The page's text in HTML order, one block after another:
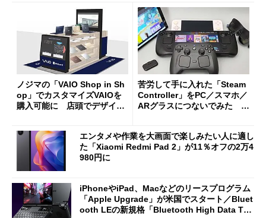
ノジマの「VAIO Shop in Sh
op」でカスタマイズVAIOを
購入可能に 店頭でデザイン
苦労して手に入れた「Steam
Controller」をPC／スマホ／
ARグラスにつないでみた ゲ
エンタメや作業を大画面で楽しみたい人に適し
た「Xiaomi Redmi Pad 2」が11％オフの2万4
980円に
iPhoneやiPad、Macなどのリースプログラム
「Apple Upgrade」が米国でスタート／Bluet
ooth LEの新規格「Bluetooth High Data Thr